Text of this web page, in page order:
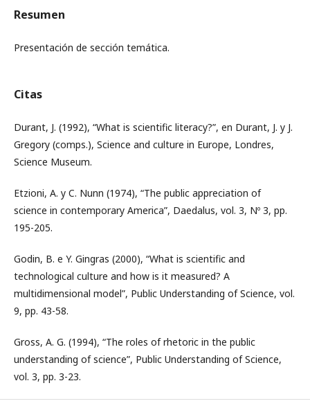
Resumen
Presentación de sección temática.
Citas
Durant, J. (1992), “What is scientific literacy?”, en Durant, J. y J.
Gregory (comps.), Science and culture in Europe, Londres,
Science Museum.
Etzioni, A. y C. Nunn (1974), “The public appreciation of
science in contemporary America”, Daedalus, vol. 3, Nº 3, pp.
195-205.
Godin, B. e Y. Gingras (2000), “What is scientific and
technological culture and how is it measured? A
multidimensional model”, Public Understanding of Science, vol.
9, pp. 43-58.
Gross, A. G. (1994), “The roles of rhetoric in the public
understanding of science”, Public Understanding of Science,
vol. 3, pp. 3-23.